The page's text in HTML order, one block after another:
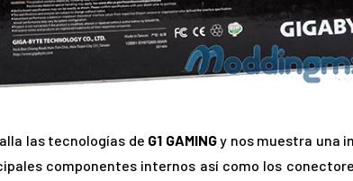
las tecnologías de G1 GAMINGy nos muestra una
componentes internos así como los